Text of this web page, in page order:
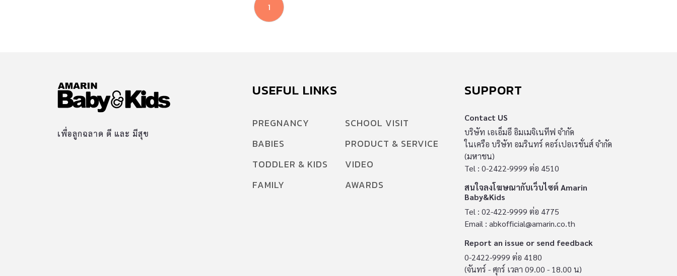
1
เพื่อลูกฉลาด ดี และ มีสุข
USEFUL LINKS
PREGNANCY
BABIES
TODDLER & KIDS
FAMILY
SCHOOL VISIT
PRODUCT & SERVICE
VIDEO
AWARDS
SUPPORT
Contact US
บริษัท เอเอ็มอี อิมเมจิเนทีฟ จำกัด
ในเครือ บริษัท อมรินทร์ คอร์เปอเรชั่นส์ จำกัด
(มหาชน)
Tel : 0-2422-9999 ต่อ 4510
สนใจลงโฆษณากับเว็บไซต์ Amarin
Baby&Kids
Tel : 02-422-9999 ต่อ 4775
Email : abkofficial@amarin.co.th
Report an issue or send feedback
0-2422-9999 ต่อ 4180
(จันทร์ - ศุกร์ เวลา 09.00 - 18.00 น)